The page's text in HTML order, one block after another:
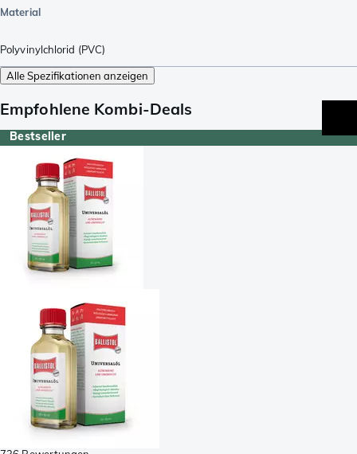
Material
Polyvinylchlorid (PVC)
Alle Spezifikationen anzeigen
Empfohlene Kombi-Deals
Bestseller